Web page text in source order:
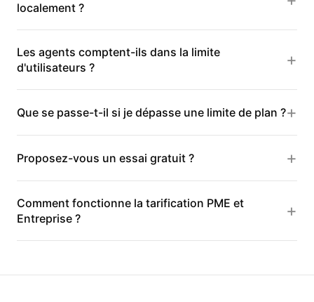
localement ?
Les agents comptent-ils dans la limite
d'utilisateurs ?
Que se passe-t-il si je dépasse une limite de plan ?
Proposez-vous un essai gratuit ?
Comment fonctionne la tarification PME et
Entreprise ?